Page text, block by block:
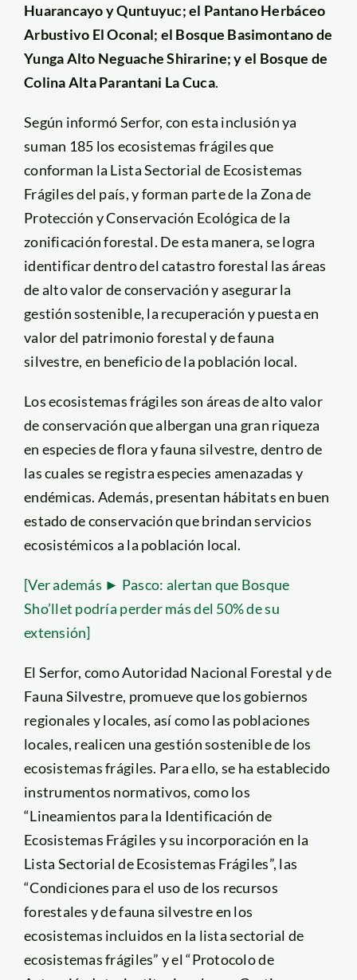
Huarancayo y Quntuyuc; el Pantano Herbáceo
Arbustivo El Oconal; el Bosque Basimontano de
Yunga Alto Neguache Shirarine; y el Bosque de
Colina Alta Parantani La Cuca.
Según informó Serfor, con esta inclusión ya
suman 185 los ecosistemas frágiles que
conforman la Lista Sectorial de Ecosistemas
Frágiles del país, y forman parte de la Zona de
Protección y Conservación Ecológica de la
zonificación forestal. De esta manera, se logra
identificar dentro del catastro forestal las áreas
de alto valor de conservación y asegurar la
gestión sostenible, la recuperación y puesta en
valor del patrimonio forestal y de fauna
silvestre, en beneficio de la población local.
Los ecosistemas frágiles son áreas de alto valor
de conservación que albergan una gran riqueza
en especies de flora y fauna silvestre, dentro de
las cuales se registra especies amenazadas y
endémicas. Además, presentan hábitats en buen
estado de conservación que brindan servicios
ecosistémicos a la población local.
[Ver además ► Pasco: alertan que Bosque
Sho’llet podría perder más del 50% de su
extensión]
El Serfor, como Autoridad Nacional Forestal y de
Fauna Silvestre, promueve que los gobiernos
regionales y locales, así como las poblaciones
locales, realicen una gestión sostenible de los
ecosistemas frágiles. Para ello, se ha establecido
instrumentos normativos, como los
“Lineamientos para la Identificación de
Ecosistemas Frágiles y su incorporación en la
Lista Sectorial de Ecosistemas Frágiles”, las
“Condiciones para el uso de los recursos
forestales y de fauna silvestre en los
ecosistemas incluidos en la lista sectorial de
ecosistemas frágiles” y el “Protocolo de